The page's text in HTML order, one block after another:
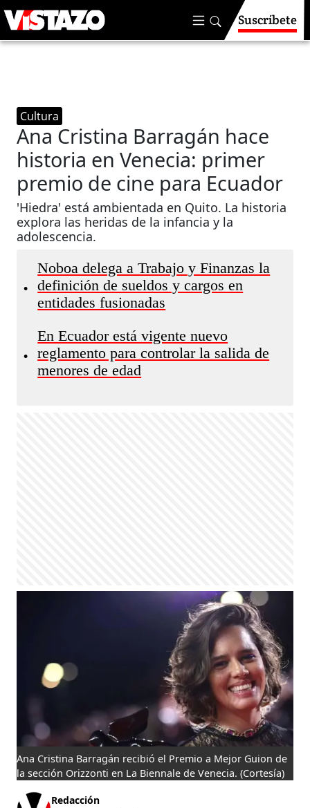
Suscríbete
Cultura
Ana Cristina Barragán hace
historia en Venecia: primer
premio de cine para Ecuador
'Hiedra' está ambientada en Quito. La historia
explora las heridas de la infancia y la
adolescencia.
•
Noboa delega a Trabajo y Finanzas la
definición de sueldos y cargos en
entidades fusionadas
•
En Ecuador está vigente nuevo
reglamento para controlar la salida de
menores de edad
Ana Cristina Barragán recibió el Premio a Mejor Guion de
la sección Orizzonti en La Biennale de Venecia. (Cortesía)
Redacción